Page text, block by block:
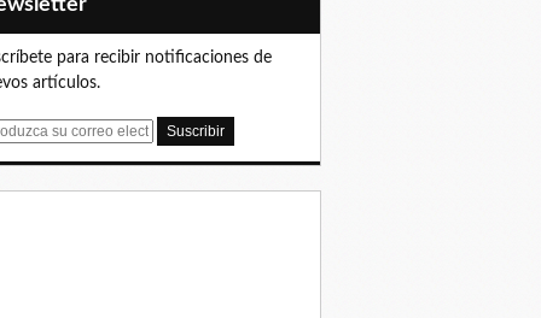
para recibir notificaciones de
artículos.